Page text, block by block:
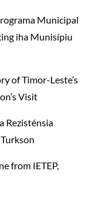
Municipal
iha Munisípiu
of Timor-Leste’s
Visit
Rezisténsia
from IETEP,